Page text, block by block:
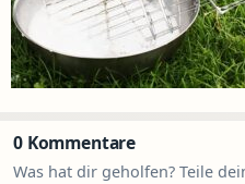
0 Kommentare
Was hat dir geholfen? Teile